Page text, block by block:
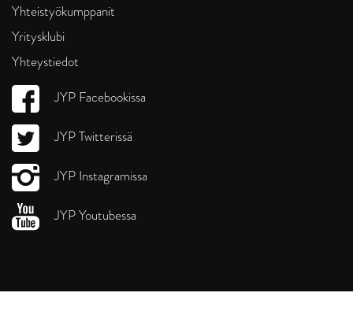
Yhteistyökumppanit
Yritysklubi
Yhteystiedot
JYP Facebookissa
JYP Twitterissä
JYP Instagramissa
JYP Youtubessa